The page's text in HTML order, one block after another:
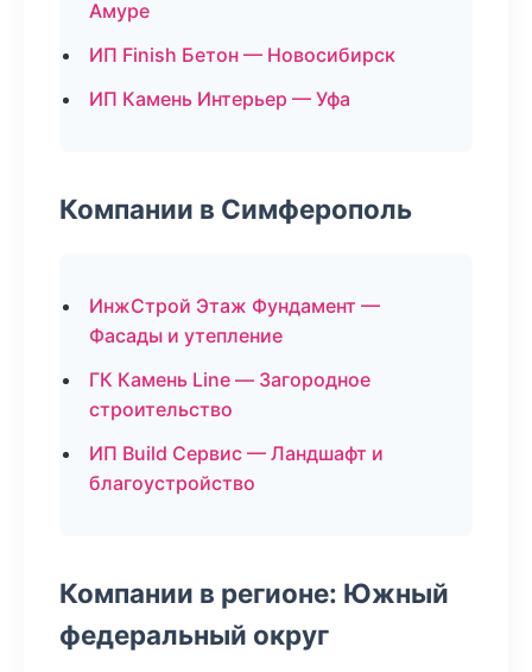
Амуре
ИП Finish Бетон — Новосибирск
ИП Камень Интерьер — Уфа
Компании в Симферополь
ИнжСтрой Этаж Фундамент —
Фасады и утепление
ГК Камень Line — Загородное
строительство
ИП Build Сервис — Ландшафт и
благоустройство
Компании в регионе: Южный
федеральный округ